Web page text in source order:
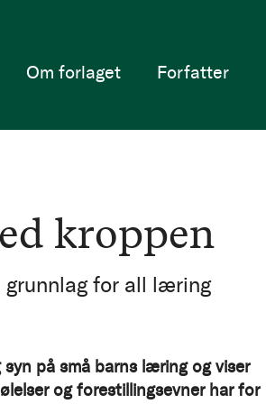
Om forlaget Forfatter
kroppen
grunnlag for all læring
på små barns læring og viser
og forestillingsevner har for